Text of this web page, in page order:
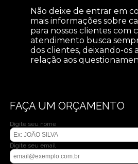
Não deixe de entrar em
mais informações sobre
para nossos clientes com
atendimento busca
dos clientes, deixando-os
relação aos
FAÇA UM ORÇAMENTO
Digite seu nome
Digite seu email